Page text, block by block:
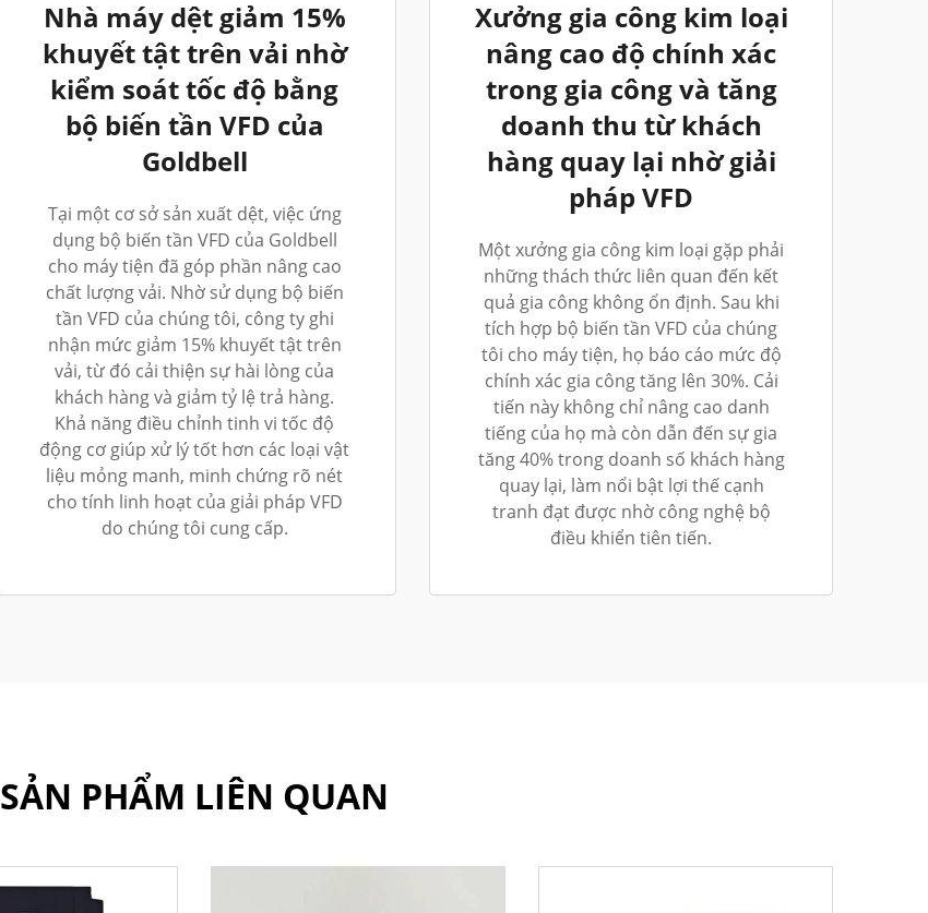
Nhà máy dệt giảm 15%
khuyết tật trên vải nhờ
kiểm soát tốc độ bằng
bộ biến tần VFD của
Goldbell
Tại một cơ sở sản xuất dệt, việc ứng
dụng bộ biến tần VFD của Goldbell
cho máy tiện đã góp phần nâng cao
chất lượng vải. Nhờ sử dụng bộ biến
tần VFD của chúng tôi, công ty ghi
nhận mức giảm 15% khuyết tật trên
vải, từ đó cải thiện sự hài lòng của
khách hàng và giảm tỷ lệ trả hàng.
Khả năng điều chỉnh tinh vi tốc độ
động cơ giúp xử lý tốt hơn các loại vật
liệu mỏng manh, minh chứng rõ nét
cho tính linh hoạt của giải pháp VFD
do chúng tôi cung cấp.
Xưởng gia công kim loại
nâng cao độ chính xác
trong gia công và tăng
doanh thu từ khách
hàng quay lại nhờ giải
pháp VFD
Một xưởng gia công kim loại gặp phải
những thách thức liên quan đến kết
quả gia công không ổn định. Sau khi
tích hợp bộ biến tần VFD của chúng
tôi cho máy tiện, họ báo cáo mức độ
chính xác gia công tăng lên 30%. Cải
tiến này không chỉ nâng cao danh
tiếng của họ mà còn dẫn đến sự gia
tăng 40% trong doanh số khách hàng
quay lại, làm nổi bật lợi thế cạnh
tranh đạt được nhờ công nghệ bộ
điều khiển tiên tiến.
SẢN PHẨM LIÊN QUAN